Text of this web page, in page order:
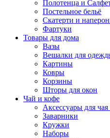
Полотенца и
Постельное бельё
Скатерти и
Фартуки
Товары для дома
Вазы
Вешалки для
Картины
Ковры
Корзины
Шторы для окон
Чай и кофе
Аксессуары для
Заварники
Кружки
Наборы